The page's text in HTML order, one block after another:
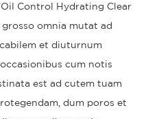
Control Hydrating Clear
omnia mutat ad
et diuturnum
cum notis
est ad cutem tuam
dum poros et